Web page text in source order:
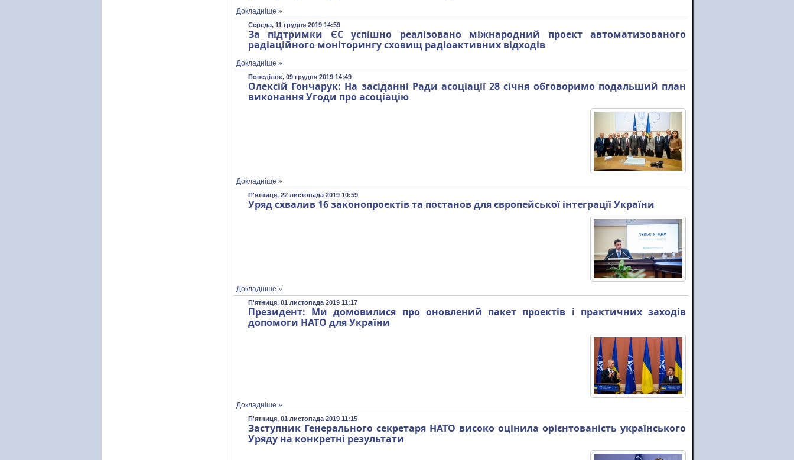
Докладніше »
Середа, 11 грудня 2019 14:59
За підтримки ЄС успішно реалізовано міжнародний проект автоматизованого
радіаційного моніторингу сховищ радіоактивних відходів
Докладніше »
Понеділок, 09 грудня 2019 14:49
Олексій Гончарук: На засіданні Ради асоціації 28 січня обговоримо подальший план
виконання Угоди про асоціацію
Докладніше »
П'ятниця, 22 листопада 2019 10:59
Уряд схвалив 16 законопроектів та постанов для європейської інтеграції України
Докладніше »
П'ятниця, 01 листопада 2019 11:17
Президент: Ми домовилися про оновлений пакет проектів і практичних заходів
допомоги НАТО для України
Докладніше »
П'ятниця, 01 листопада 2019 11:15
Заступник Генерального секретаря НАТО високо оцінила орієнтованість українського
Уряду на конкретні результати